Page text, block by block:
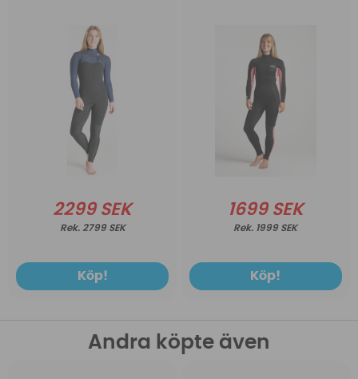
2299 SEK
2799 SEK
Köp!
1699 SEK
1999 SEK
Köp!
Andra köpte även